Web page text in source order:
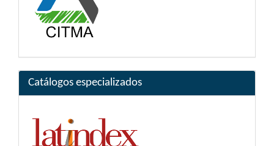
Catálogos especializados